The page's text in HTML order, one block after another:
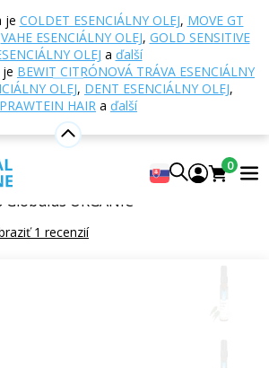
je COLDET ESENCIÁLNY OLEJ, MOVE GT
VAHE ESENCIÁLNY OLEJ, GOLD SENSITIVE
OLEJ a ďalší
BEWIT CITRÓNOVÁ TRÁVA ESENCIÁLNY
OLEJ, DENT ESENCIÁLNY OLEJ,
PRAWTEIN HAIR a ďalší
0
oleje
BEWIT Eukalyptus
olej
Globulus BIO
CTEO® esenciálny olej
ORGANIC
1 recenzií